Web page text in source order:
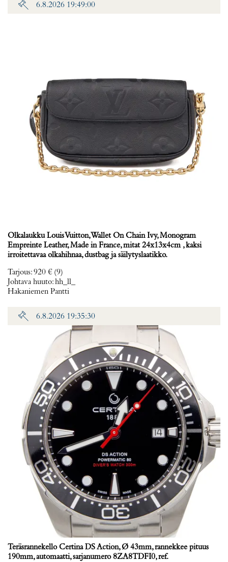
6.8.2026 19:49:00
Olkalaukku Louis Vuitton, Wallet On Chain Ivy, Monogram
Empreinte Leather, Made in France, mitat 24x13x4cm , kaksi
irroitettavaa olkahihnaa, dustbag ja säilytyslaatikko.
Tarjous:920 € (9)
Johtava huuto:hh_ll_
Hakaniemen Pantti
6.8.2026 19:35:30
Teräsrannekello Certina DS Action, Ø 43mm, rannekkee pituus
190mm, automaatti, sarjanumero 8ZA8TDFI0, ref.